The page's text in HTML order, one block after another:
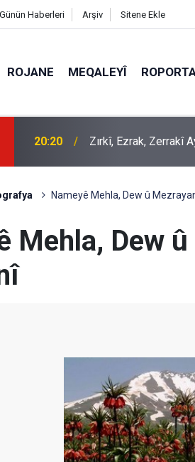
Günün Haberleri Arşiv Sitene Ekle
ROJANE MEQALEYÎ
20:20
Zırkî, Ezrak, Zerrakî
09:56
Ji Zilma Partîzanan
Nameyê Mehla, Dew û
Mehla, Dew